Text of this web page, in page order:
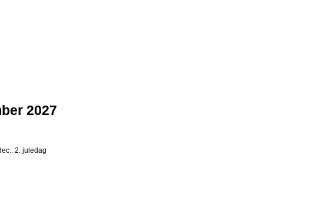
2027
2. juledag